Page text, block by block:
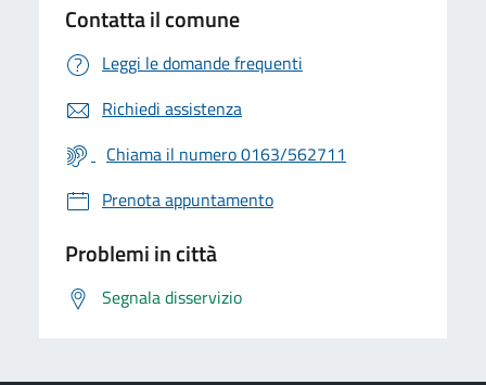
Contatta il comune
Leggi le domande frequenti
Richiedi assistenza
Chiama il numero 0163/562711
Prenota appuntamento
Problemi in città
Segnala disservizio